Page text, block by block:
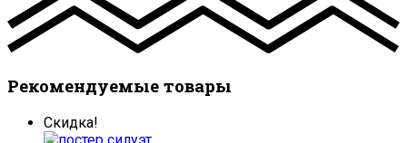
Рекомендуемые товары
Скидка!